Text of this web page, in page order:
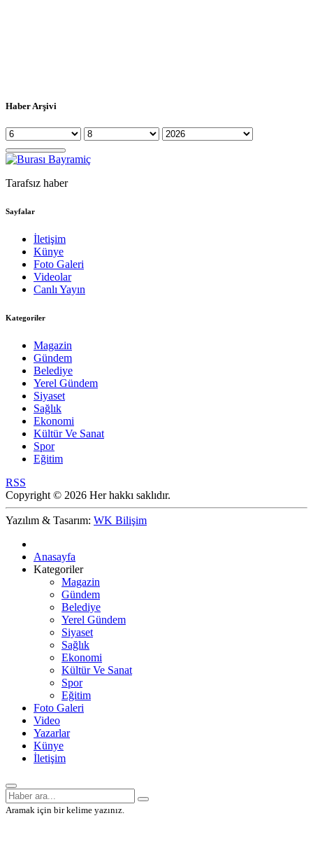
Haber Arşivi
Tarafsız haber
Sayfalar
İletişim
Künye
Foto Galeri
Videolar
Canlı Yayın
Kategoriler
Magazin
Gündem
Belediye
Yerel Gündem
Siyaset
Sağlık
Ekonomi
Kültür Ve Sanat
Spor
Eğitim
RSS
Copyright © 2026 Her hakkı saklıdır.
Yazılım & Tasarım: WK Bilişim
Anasayfa
Kategoriler
Magazin
Gündem
Belediye
Yerel Gündem
Siyaset
Sağlık
Ekonomi
Kültür Ve Sanat
Spor
Eğitim
Foto Galeri
Video
Yazarlar
Künye
İletişim
Aramak için bir kelime yazınız.